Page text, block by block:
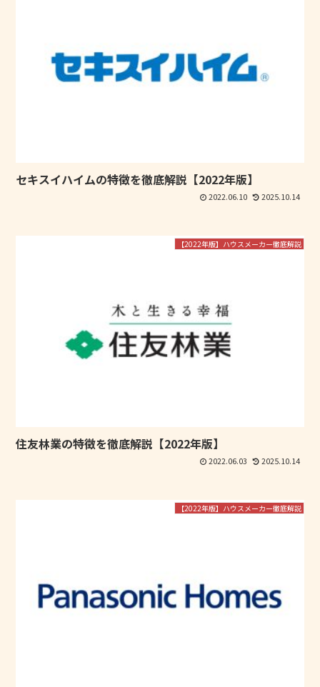
セキスイハイムの特徴を徹底解説【2022年版】
2022.06.10 2025.10.14
【2022年版】ハウスメーカー徹底解説
住友林業の特徴を徹底解説【2022年版】
2022.06.03 2025.10.14
【2022年版】ハウスメーカー徹底解説